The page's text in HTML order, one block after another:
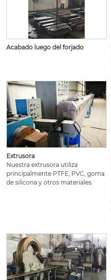
Acabado luego del forjado
Extrusora
Nuestra extrusora utiliza
principalmente PTFE, PVC, goma
de silicona y otros materiales.